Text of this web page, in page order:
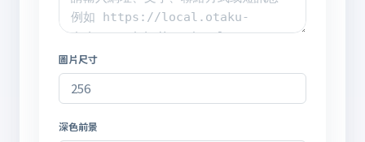
圖片尺寸
深色前景